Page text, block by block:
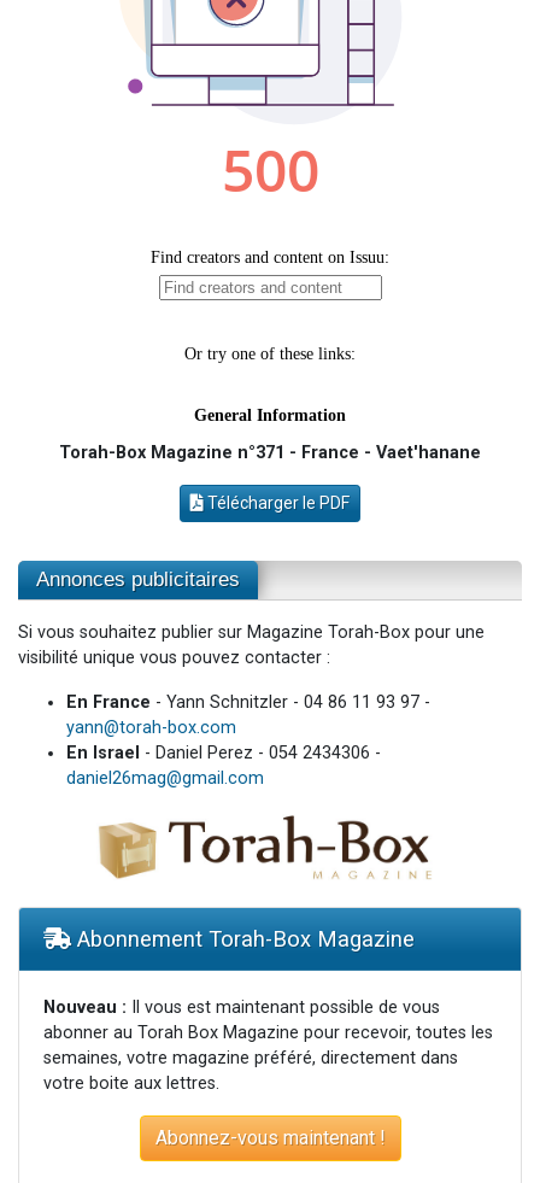
Il reste 49 places pour étudier en groupe sur Zoom
Eva vient de donner son Maasser
Odaya vient de donner son Maasser
Torah-Box Magazine n°371 - France - Vaet'hanane
Télécharger le PDF
Annonces publicitaires
Si vous souhaitez publier sur Magazine Torah-Box pour une
visibilité unique vous pouvez contacter :
En France - Yann Schnitzler - 04 86 11 93 97 -
yann@torah-box.com
En Israel - Daniel Perez - 054 2434306 -
daniel26mag@gmail.com
Abonnement Torah-Box Magazine
Nouveau : Il vous est maintenant possible de vous
abonner au Torah Box Magazine pour recevoir, toutes les
semaines, votre magazine préféré, directement dans
votre boite aux lettres.
Abonnez-vous maintenant !